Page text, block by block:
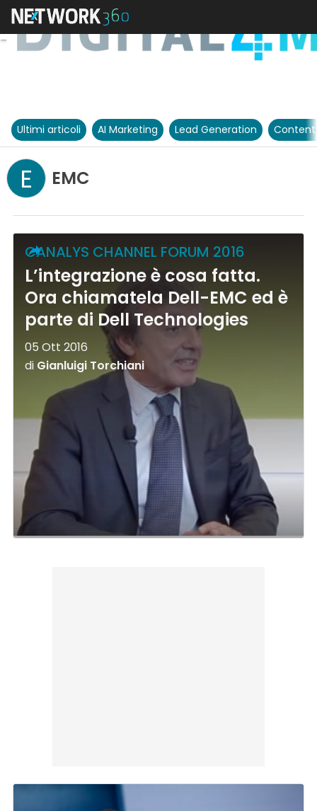
Ultimi articoli AI Marketing Lead Generation
E EMC
CANALYS CHANNEL FORUM 2016
L’integrazione è cosa fatta.
Ora chiamatela Dell-EMC ed è
parte di Dell Technologies
05 Ott 2016
di Gianluigi Torchiani